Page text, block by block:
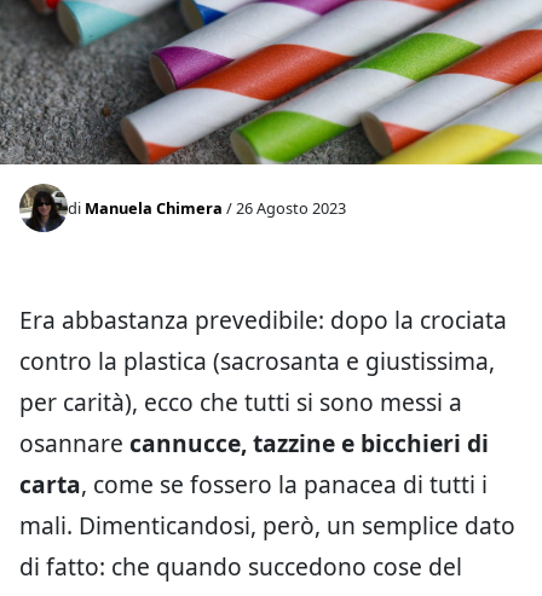
di Manuela Chimera / 26 Agosto 2023
Era abbastanza prevedibile: dopo la crociata
contro la plastica (sacrosanta e giustissima,
per carità), ecco che tutti si sono messi a
osannare cannucce, tazzine e bicchieri di
carta, come se fossero la panacea di tutti i
mali. Dimenticandosi, però, un semplice dato
di fatto: che quando succedono cose del